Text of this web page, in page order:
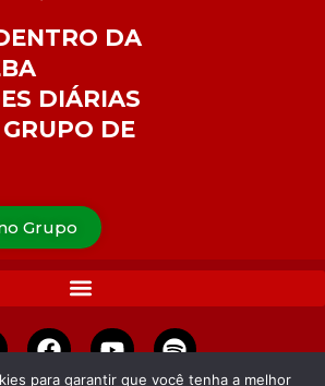
DA
DIÁRIAS
DE
Grupo
para garantir que você tenha a melhor